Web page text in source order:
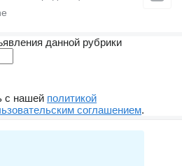
данной рубрики
с нашей политикой
соглашением.